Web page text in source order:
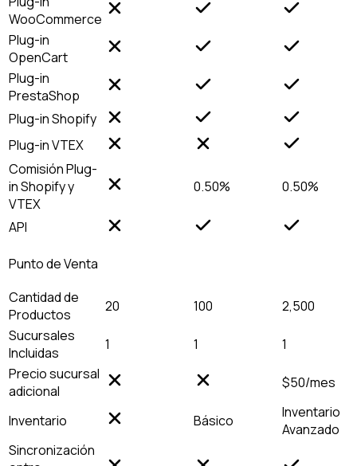
WooCommerce
Plug-in
OpenCart
Plug-in
PrestaShop
Plug-in Shopify
Plug-in VTEX
Comisión Plug-
in Shopify y
VTEX
0.50% 0.50%
API
Punto de Venta
Cantidad de
Productos
20 100
2,500
Sucursales
Incluidas
1 1
1
Precio sucursal
adicional
$50/mes
Inventario Básico
Inventario
Avanzado
Sincronización